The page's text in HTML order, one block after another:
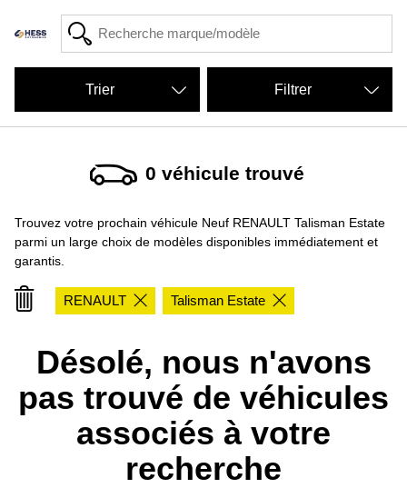
0 véhicule trouvé
Trouvez votre prochain véhicule Neuf RENAULT Talisman Estate
parmi un large choix de modèles disponibles immédiatement et
garantis.
RENAULT Talisman Estate
Filtrer
Désolé, nous n'avons
pas trouvé de véhicules
associés à votre
recherche